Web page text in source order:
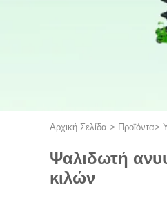
Αρχική Σελίδα > Προϊόντα>
Ψαλιδωτή
κιλών